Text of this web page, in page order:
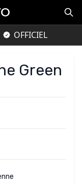
OFFICIEL
Green